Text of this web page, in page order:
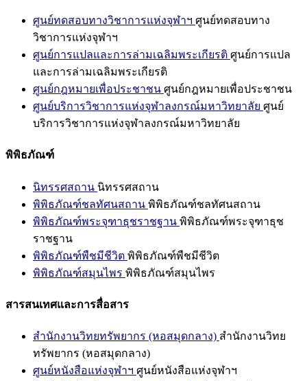
ศูนย์ทดสอบทางวิชาการแห่งจุฬาฯ ศูนย์ทดสอบทาง
วิชาการแห่งจุฬาฯ
ศูนย์การแปลและการล่ามเฉลิมพระเกียรติ ศูนย์การแปล
และการล่ามเฉลิมพระเกียรติ
ศูนย์กฎหมายเพื่อประชาชน ศูนย์กฎหมายเพื่อประชาชน
ศูนย์บริการวิชาการแห่งจุฬาลงกรณ์มหาวิทยาลัย ศูนย์
บริการวิชาการแห่งจุฬาลงกรณ์มหาวิทยาลัย
พิพิธภัณฑ์
นิทรรศสถาน นิทรรศสถาน
พิพิธภัณฑ์ชลทัศนสถาน พิพิธภัณฑ์ชลทัศนสถาน
พิพิธภัณฑ์พระจุฑาธุชราชฐาน พิพิธภัณฑ์พระจุฑาธุช
ราชฐาน
พิพิธภัณฑ์พืชมีชีวิต พิพิธภัณฑ์พืชมีชีวิต
พิพิธภัณฑ์สมุนไพร พิพิธภัณฑ์สมุนไพร
สารสนเทศและการสื่อสาร
สำนักงานวิทยทรัพยากร (หอสมุดกลาง) สำนักงานวิทย
ทรัพยากร (หอสมุดกลาง)
ศูนย์หนังสือแห่งจุฬาฯ ศูนย์หนังสือแห่งจุฬาฯ